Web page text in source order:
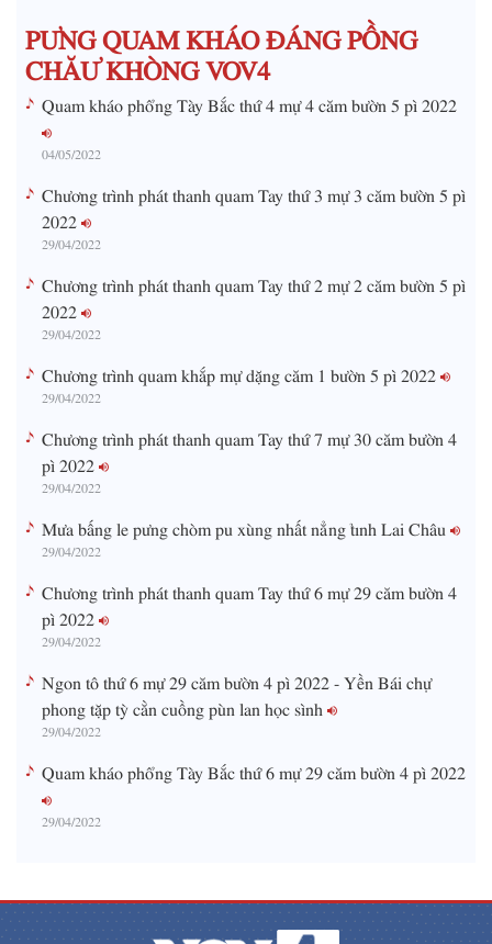
e
PƯNG QUAM KHÁO ĐÁNG PỒNG
CHĂƯ KHÒNG VOV4
Quam kháo phổng Tày Bắc thứ 4 mự 4 căm bườn 5 pì 2022
04/05/2022
Chương trình phát thanh quam Tay thứ 3 mự 3 căm bườn 5 pì
2022
29/04/2022
Chương trình phát thanh quam Tay thứ 2 mự 2 căm bườn 5 pì
2022
29/04/2022
Chương trình quam khắp mự dặng căm 1 bườn 5 pì 2022
29/04/2022
Chương trình phát thanh quam Tay thứ 7 mự 30 căm bườn 4
pì 2022
29/04/2022
Mưa bấng le pưng chòm pu xùng nhất nẳng tỉnh Lai Châu
29/04/2022
Chương trình phát thanh quam Tay thứ 6 mự 29 căm bườn 4
pì 2022
29/04/2022
Ngon tô thứ 6 mự 29 căm bườn 4 pì 2022 - Yền Bái chự
phong tặp tỳ cằn cuồng pùn lan học sình
29/04/2022
Quam kháo phổng Tày Bắc thứ 6 mự 29 căm bườn 4 pì 2022
29/04/2022